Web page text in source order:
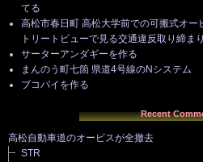
てる
高松市春日町 高松大学前での可搬式オー
トリートビューで見る交通違反取り締ま
サーターアンダギーを作る
まんのう町七箇 県道4号線のNシステム
ブコパイを作る
Recent
高松自動車道のオービスが全撤去
STR